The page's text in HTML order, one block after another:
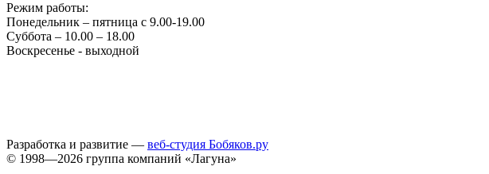
Режим работы:
Понедельник – пятница с 9.00-19.00
Суббота – 10.00 – 18.00
Воскресенье - выходной
Разработка и развитие — веб-студия Бобяков.ру
© 1998—2026 группа компаний «Лагуна»